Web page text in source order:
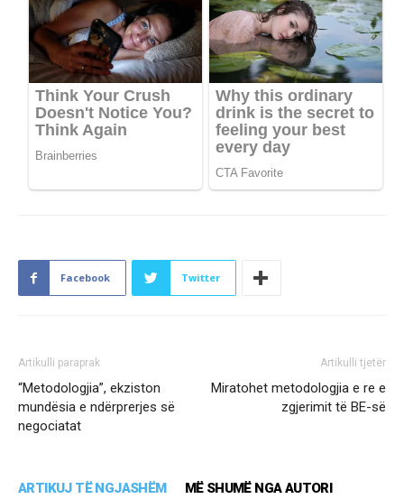
Facebook Twitter
Artikulli paraprak
“Metodologjia”, ekziston
mundësia e ndërprerjes së
negociatat
Artikulli tjetër
Miratohet metodologjia e re e
zgjerimit të BE-së
ARTIKUJ TË NGJASHËM MË SHUMË NGA AUTORI